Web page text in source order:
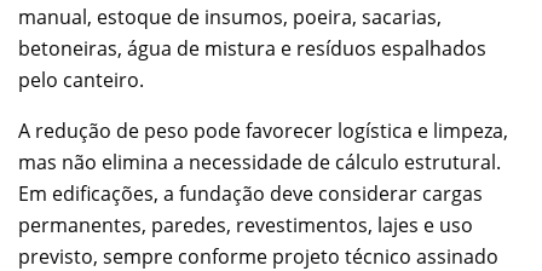
manual, estoque de insumos, poeira, sacarias,
betoneiras, água de mistura e resíduos espalhados
pelo canteiro.
A redução de peso pode favorecer logística e limpeza,
mas não elimina a necessidade de cálculo estrutural.
Em edificações, a fundação deve considerar cargas
permanentes, paredes, revestimentos, lajes e uso
previsto, sempre conforme projeto técnico assinado